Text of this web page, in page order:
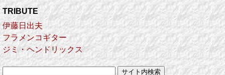
TRIBUTE
伊藤日出夫
フラメンコギター
ジミ・ヘンドリックス